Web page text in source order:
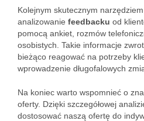
Kolejnym skutecznym
analizowanie feedbacku od
pomocą ankiet, rozmów
osobistych. Takie informacje
bieżąco reagować na potrzeby
wprowadzenie długofalowych
Na koniec warto wspomnieć o
oferty. Dzięki szczegółowej
dostosować naszą ofertę do